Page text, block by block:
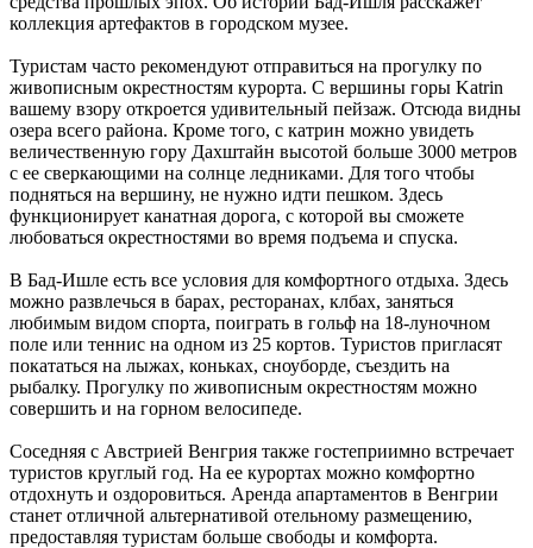
коллекция артефактов в городском музее.
Туристам часто рекомендуют отправиться на прогулку по
живописным окрестностям курорта. С вершины горы Katrin
вашему взору откроется удивительный пейзаж. Отсюда видны
озера всего района. Кроме того, с катрин можно увидеть
величественную гору Дахштайн высотой больше 3000 метров
с ее сверкающими на солнце ледниками. Для того чтобы
подняться на вершину, не нужно идти пешком. Здесь
функционирует канатная дорога, с которой вы сможете
любоваться окрестностями во время подъема и спуска.
В Бад-Ишле есть все условия для комфортного отдыха. Здесь
можно развлечься в барах, ресторанах, клбах, заняться
любимым видом спорта, поиграть в гольф на 18-луночном
поле или теннис на одном из 25 кортов. Туристов пригласят
покататься на лыжах, коньках, сноуборде, съездить на
рыбалку. Прогулку по живописным окрестностям можно
совершить и на горном велосипеде.
Соседняя с Австрией Венгрия также гостеприимно встречает
туристов круглый год. На ее курортах можно комфортно
отдохнуть и оздоровиться. Аренда апартаментов в Венгрии
станет отличной альтернативой отельному размещению,
предоставляя туристам больше свободы и комфорта.